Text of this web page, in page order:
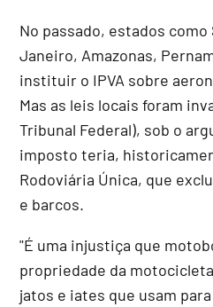
No passado, estados como
Janeiro, Amazonas,
instituir o IPVA sobre
Mas as leis locais foram
Tribunal Federal), sob o
imposto teria,
Rodoviária Única, que
e barcos.
"É uma injustiça que
propriedade da
jatos e iates que usam